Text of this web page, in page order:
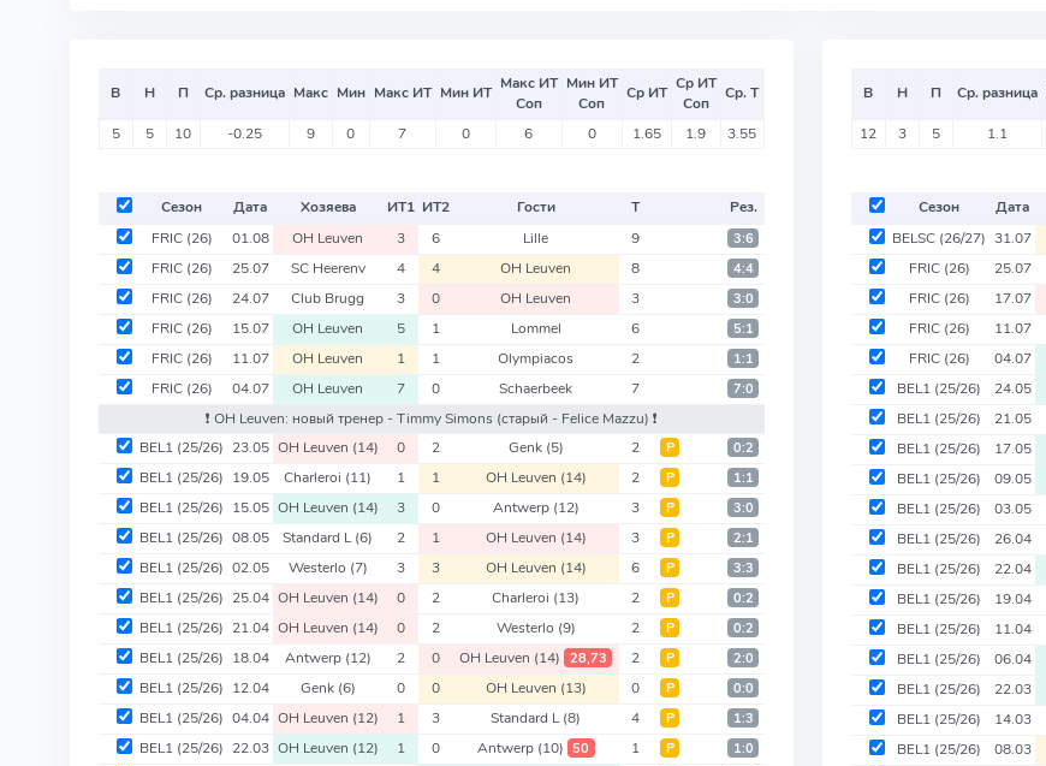
В Н П Ср. разница Макс Мин Макс ИТ Мин ИТ Макс ИТ
Соп
Мин ИТ
Соп
Ср ИТ Ср ИТ
Соп
Ср. Т
5 5 10 -0.25 9 0 7 0 6 0 1.65 1.9 3.55
Сезон Дата Хозяева ИТ1 ИТ2 Гости Т
Рез.
FRIC (26) 01.08 OH Leuven 3 6 Lille 9 3:6
FRIC (26) 25.07 SC Heerenv 4 4 OH Leuven 8 4:4
FRIC (26) 24.07 Club Brugg 3 0 OH Leuven 3 3:0
FRIC (26) 15.07 OH Leuven 5 1 Lommel 6 5:1
FRIC (26) 11.07 OH Leuven 1 1 Olympiacos 2 1:1
FRIC (26) 04.07 OH Leuven 7 0 Schaerbeek 7 7:0
❗️ OH Leuven: новый тренер - Timmy Simons (старый - Felice Mazzu) ❗️
BEL1 (25/26) 23.05 OH Leuven (14) 0 2 Genk (5) 2 Р 0:2
BEL1 (25/26) 19.05 Charleroi (11) 1 1 OH Leuven (14) 2 Р 1:1
BEL1 (25/26) 15.05 OH Leuven (14) 3 0 Antwerp (12) 3 Р 3:0
BEL1 (25/26) 08.05 Standard L(6) 2 1 OH Leuven (14) 3 Р 2:1
BEL1 (25/26) 02.05 Westerlo (7) 3 3 OH Leuven (14) 6 Р 3:3
BEL1 (25/26) 25.04 OH Leuven (14) 0 2 Charleroi (13) 2 Р 0:2
BEL1 (25/26) 21.04 OH Leuven (14) 0 2 Westerlo (9) 2 Р 0:2
BEL1 (25/26) 18.04 Antwerp (12) 2 0 OH Leuven (14) 28,73 2 Р 2:0
BEL1 (25/26) 12.04 Genk (6) 0 0 OH Leuven (13) 0 Р 0:0
BEL1 (25/26) 04.04 OH Leuven (12) 1 3 Standard L(8) 4 Р 1:3
BEL1 (25/26) 22.03 OH Leuven (12) 1 0 Antwerp (10) 50 1 Р 1:0
В Н П Ср. разница
12 3 5 1.1
Сезон Дата
BELSC (26/27) 31.07
FRIC (26) 25.07
FRIC (26) 17.07
FRIC (26) 11.07
FRIC (26) 04.07
BEL1 (25/26) 24.05
BEL1 (25/26) 21.05
BEL1 (25/26) 17.05
BEL1 (25/26) 09.05
BEL1 (25/26) 03.05
BEL1 (25/26) 26.04
BEL1 (25/26) 22.04
BEL1 (25/26) 19.04
BEL1 (25/26) 11.04
BEL1 (25/26) 06.04
BEL1 (25/26) 22.03
BEL1 (25/26) 14.03
BEL1 (25/26) 08.03